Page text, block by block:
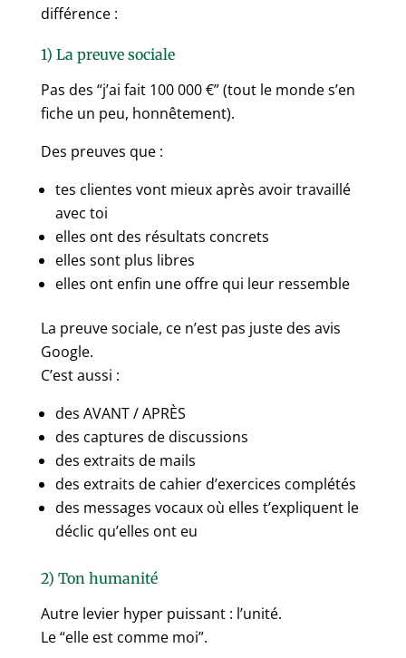
différence :
1) La preuve sociale
Pas des “j’ai fait 100 000 €” (tout le monde s’en
fiche un peu, honnêtement).
Des preuves que :
tes clientes vont mieux après avoir travaillé
avec toi
elles ont des résultats concrets
elles sont plus libres
elles ont enfin une offre qui leur ressemble
La preuve sociale, ce n’est pas juste des avis
Google.
C’est aussi :
des AVANT / APRÈS
des captures de discussions
des extraits de mails
des extraits de cahier d’exercices complétés
des messages vocaux où elles t’expliquent le
déclic qu’elles ont eu
2) Ton humanité
Autre levier hyper puissant : l’unité.
Le “elle est comme moi”.